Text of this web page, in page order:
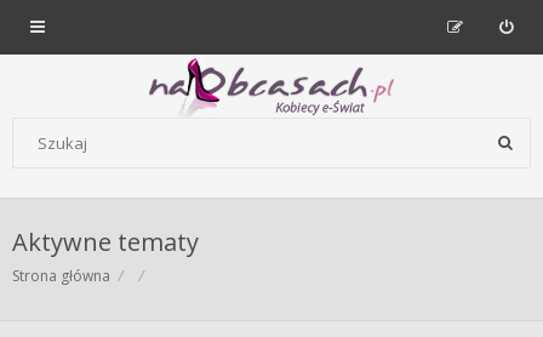
Forum dla kobiet | NaObcasach.pl
Aktywne tematy
Strona główna